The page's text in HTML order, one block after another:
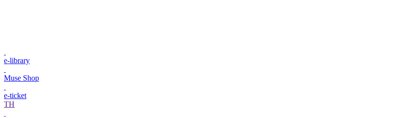
e-library
Muse Shop
e-ticket
TH